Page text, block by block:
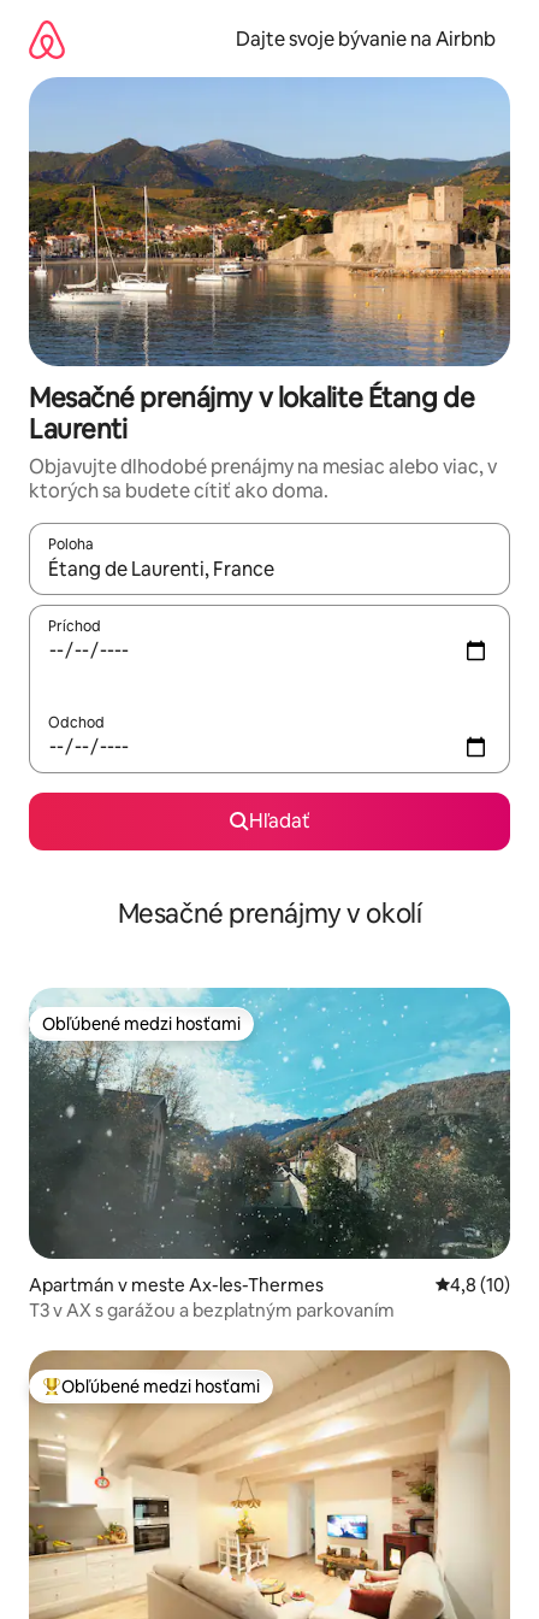
obsah.
Dajte svoje bývanie na Airbnb
Mesačné prenájmy v lokalite Étang de
Laurenti
Objavujte dlhodobé prenájmy na mesiac alebo viac, v
ktorých sa budete cítiť ako doma.
Poloha
Keď budú výsledky k dispozícii, môžete si ich prechádzať
Príchod
Odchod
Hľadať
Mesačné prenájmy v okolí
Obľúbené medzi hosťami
Obľúbené medzi hosťami
Apartmán v meste Ax-les-Thermes Priemerné
4,8 (10)
T3 v AX s garážou a bezplatným parkovaním
Najobľúbenejšie medzi hosťami
Obľúbené medzi hosťami